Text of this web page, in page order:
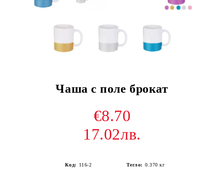
Чаша с поле брокат
€8.70
17.02лв.
Код: 116-2 Тегло: 0.370 кг